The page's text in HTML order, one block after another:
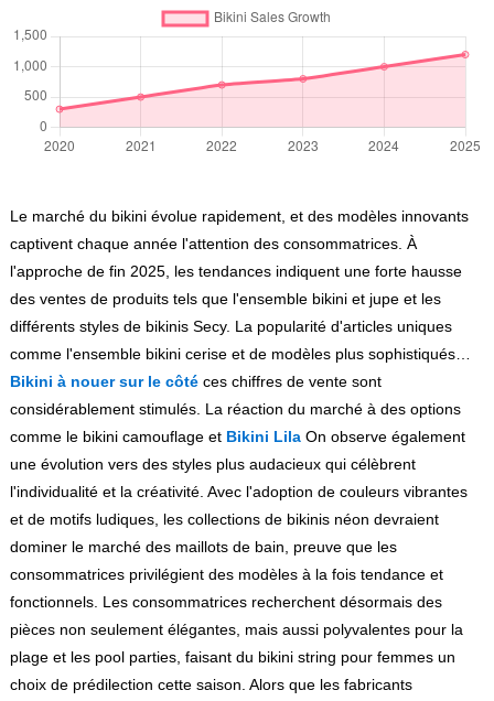
Le marché du bikini évolue rapidement, et des modèles innovants
captivent chaque année l'attention des consommatrices. À
l'approche de fin 2025, les tendances indiquent une forte hausse
des ventes de produits tels que l'ensemble bikini et jupe et les
différents styles de bikinis Secy. La popularité d'articles uniques
comme l'ensemble bikini cerise et de modèles plus sophistiqués…
Bikini à nouer sur le côtéces chiffres de vente sont
considérablement stimulés. La réaction du marché à des options
comme le bikini camouflage et Bikini LilaOn observe également
une évolution vers des styles plus audacieux qui célèbrent
l'individualité et la créativité. Avec l'adoption de couleurs vibrantes
et de motifs ludiques, les collections de bikinis néon devraient
dominer le marché des maillots de bain, preuve que les
consommatrices privilégient des modèles à la fois tendance et
fonctionnels. Les consommatrices recherchent désormais des
pièces non seulement élégantes, mais aussi polyvalentes pour la
plage et les pool parties, faisant du bikini string pour femmes un
choix de prédilection cette saison. Alors que les fabricants